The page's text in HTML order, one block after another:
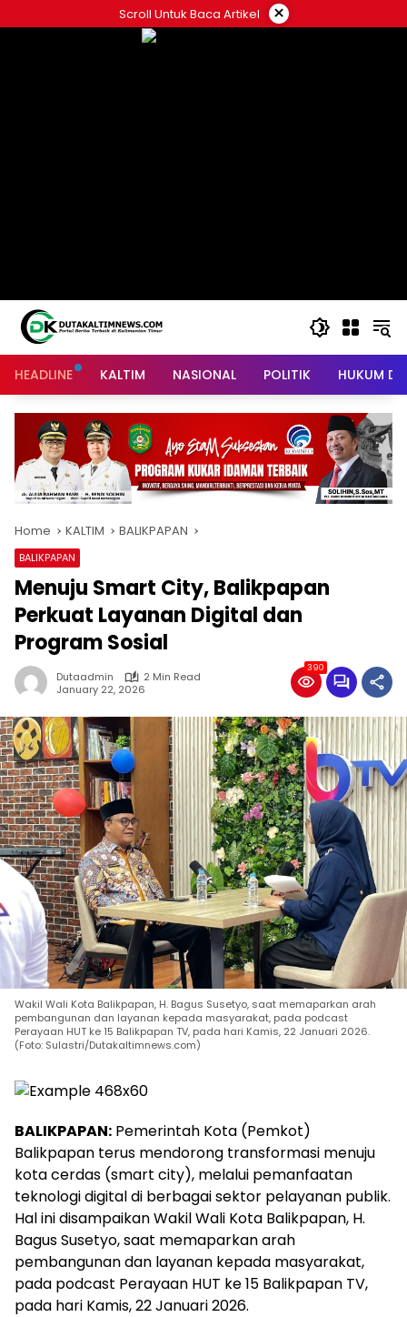
to
Scroll Untuk Baca Artikel ×
HEADLINE KALTIM NASIONAL POLITIK HUKUM
Home KALTIM BALIKPAPAN
BALIKPAPAN
Menuju Smart City, Balikpapan
Perkuat Layanan Digital dan
Program Sosial
Dutaadmin
2 Min Read
January 22, 2026
390
Wakil Wali Kota Balikpapan, H. Bagus Susetyo, saat memaparkan arah
pembangunan dan layanan kepada masyarakat, pada podcast
Perayaan HUT ke 15 Balikpapan TV, pada hari Kamis, 22 Januari 2026.
(Foto: Sulastri/Dutakaltimnews.com)
BALIKPAPAN: Pemerintah Kota (Pemkot)
Balikpapan terus mendorong transformasi menuju
kota cerdas (smart city), melalui pemanfaatan
teknologi digital di berbagai sektor pelayanan publik.
Hal ini disampaikan Wakil Wali Kota Balikpapan, H.
Bagus Susetyo, saat memaparkan arah
pembangunan dan layanan kepada masyarakat,
pada podcast Perayaan HUT ke 15 Balikpapan TV,
pada hari Kamis, 22 Januari 2026.